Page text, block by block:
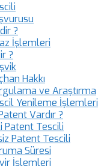
?
İşlemleri
?
Hakkı
ve Araştırma
Yenileme İşlemleri
Vardır ?
Patent Tescili
Patent Tescili
Süresi
İşlemleri